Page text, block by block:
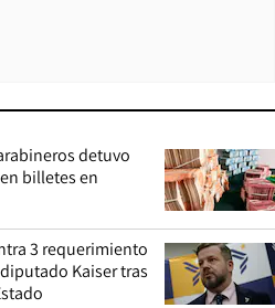
detuvo
billetes en
3 requerimiento
Kaiser tras